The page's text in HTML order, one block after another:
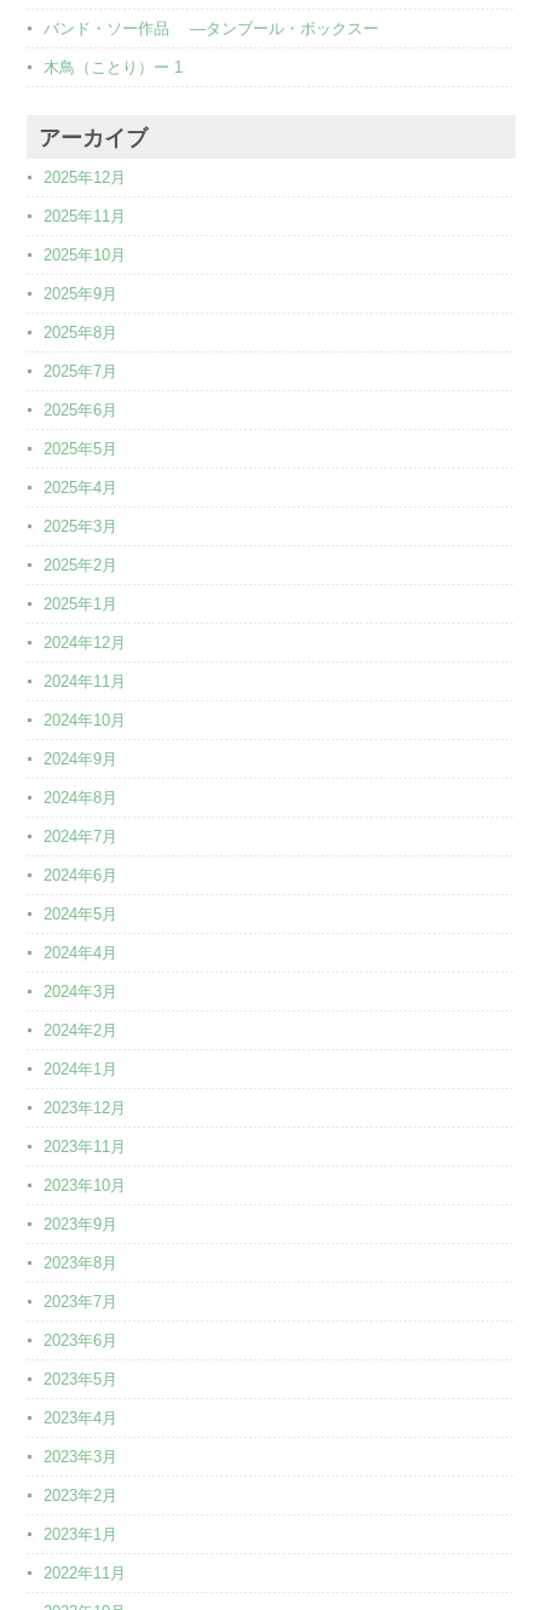
バンド・ソー作品 ―タンブール・ボックスー
木鳥（ことり）ー 1
アーカイブ
2025年12月
2025年11月
2025年10月
2025年9月
2025年8月
2025年7月
2025年6月
2025年5月
2025年4月
2025年3月
2025年2月
2025年1月
2024年12月
2024年11月
2024年10月
2024年9月
2024年8月
2024年7月
2024年6月
2024年5月
2024年4月
2024年3月
2024年2月
2024年1月
2023年12月
2023年11月
2023年10月
2023年9月
2023年8月
2023年7月
2023年6月
2023年5月
2023年4月
2023年3月
2023年2月
2023年1月
2022年11月